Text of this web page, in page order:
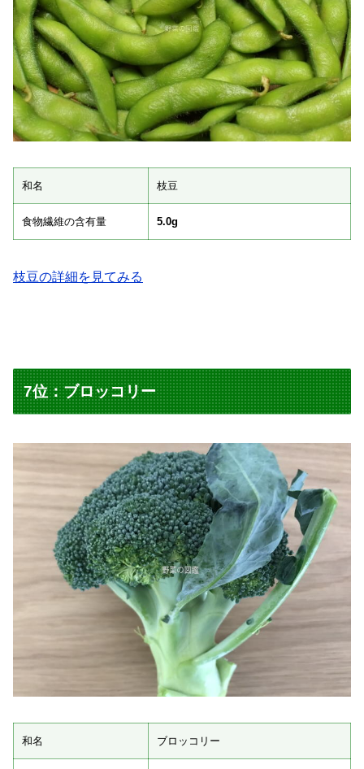
和名 枝豆
食物繊維の含有量 5.0g
枝豆の詳細を見てみる
7位：ブロッコリー
和名 ブロッコリー